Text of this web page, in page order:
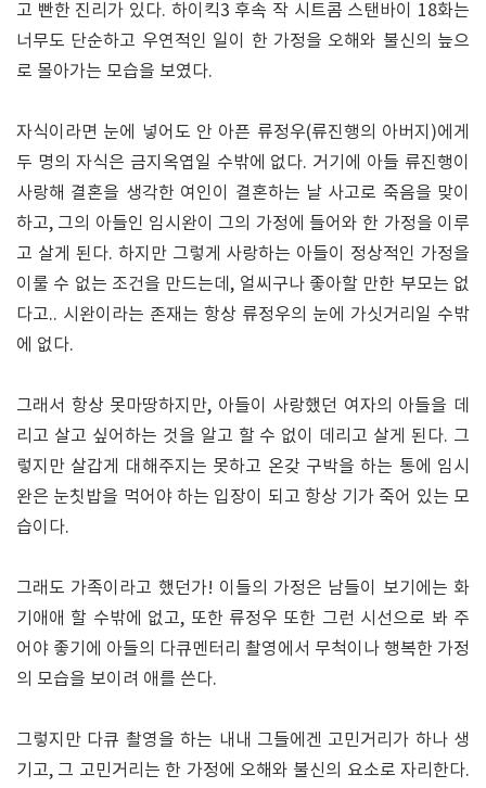
고 빤한 진리가 있다. 하이킥3 후속 작 시트콤 스탠바이 18화는
너무도 단순하고 우연적인 일이 한 가정을 오해와 불신의 늪으
로 몰아가는 모습을 보였다.
자식이라면 눈에 넣어도 안 아픈 류정우(류진행의 아버지)에게
두 명의 자식은 금지옥엽일 수밖에 없다. 거기에 아들 류진행이
사랑해 결혼을 생각한 여인이 결혼하는 날 사고로 죽음을 맞이
하고, 그의 아들인 임시완이 그의 가정에 들어와 한 가정을 이루
고 살게 된다. 하지만 그렇게 사랑하는 아들이 정상적인 가정을
이룰 수 없는 조건을 만드는데, 얼씨구나 좋아할 만한 부모는 없
다고.. 시완이라는 존재는 항상 류정우의 눈에 가싯거리일 수밖
에 없다.
그래서 항상 못마땅하지만, 아들이 사랑했던 여자의 아들을 데
리고 살고 싶어하는 것을 알고 할 수 없이 데리고 살게 된다. 그
렇지만 살갑게 대해주지는 못하고 온갖 구박을 하는 통에 임시
완은 눈칫밥을 먹어야 하는 입장이 되고 항상 기가 죽어 있는 모
습이다.
그래도 가족이라고 했던가! 이들의 가정은 남들이 보기에는 화
기애애 할 수밖에 없고, 또한 류정우 또한 그런 시선으로 봐 주
어야 좋기에 아들의 다큐멘터리 촬영에서 무척이나 행복한 가정
의 모습을 보이려 애를 쓴다.
그렇지만 다큐 촬영을 하는 내내 그들에겐 고민거리가 하나 생
기고, 그 고민거리는 한 가정에 오해와 불신의 요소로 자리한다.